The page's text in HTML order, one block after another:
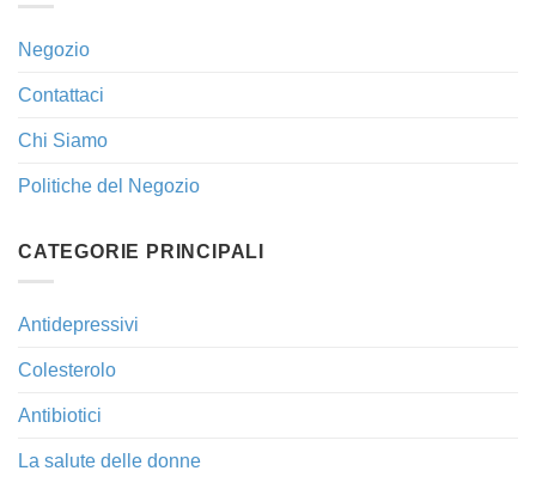
Negozio
Contattaci
Chi Siamo
Politiche del Negozio
CATEGORIE PRINCIPALI
Antidepressivi
Colesterolo
Antibiotici
La salute delle donne